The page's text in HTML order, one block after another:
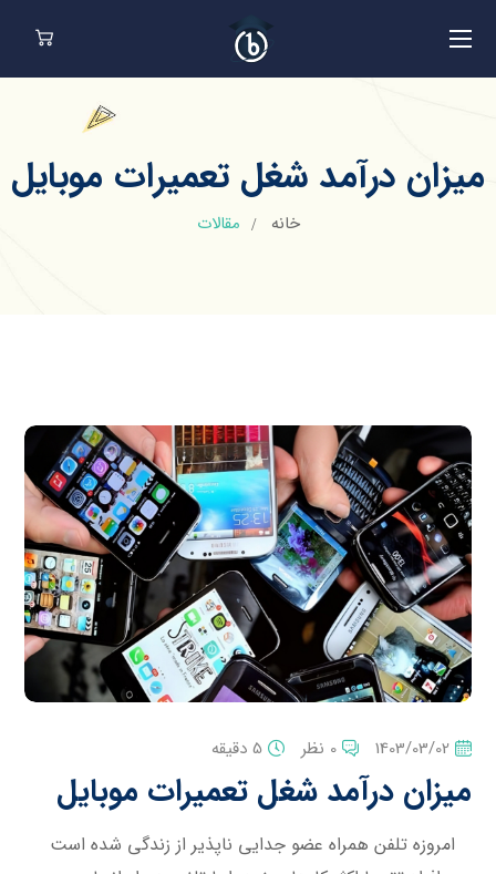
میزان درآمد شغل تعمیرات موبایل
خانه مقالات
1403/03/02 0 نظر 5 دقیقه
میزان درآمد شغل تعمیرات موبایل
امروزه تلفن همراه عضو جدایی ناپذیر از زندگی شده است